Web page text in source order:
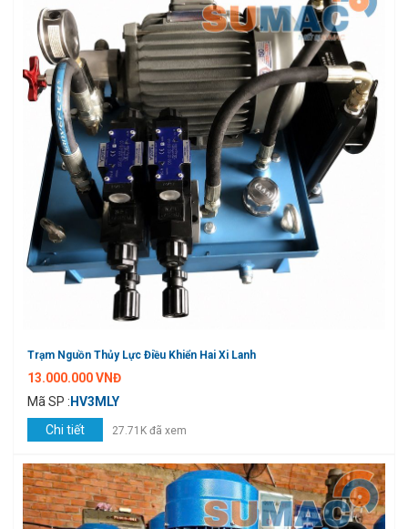
Trạm Nguồn Thủy Lực Điều Khiển Hai Xi Lanh
13.000.000 VNĐ
Mã SP : HV3MLY
Chi tiết
27.71K đã xem